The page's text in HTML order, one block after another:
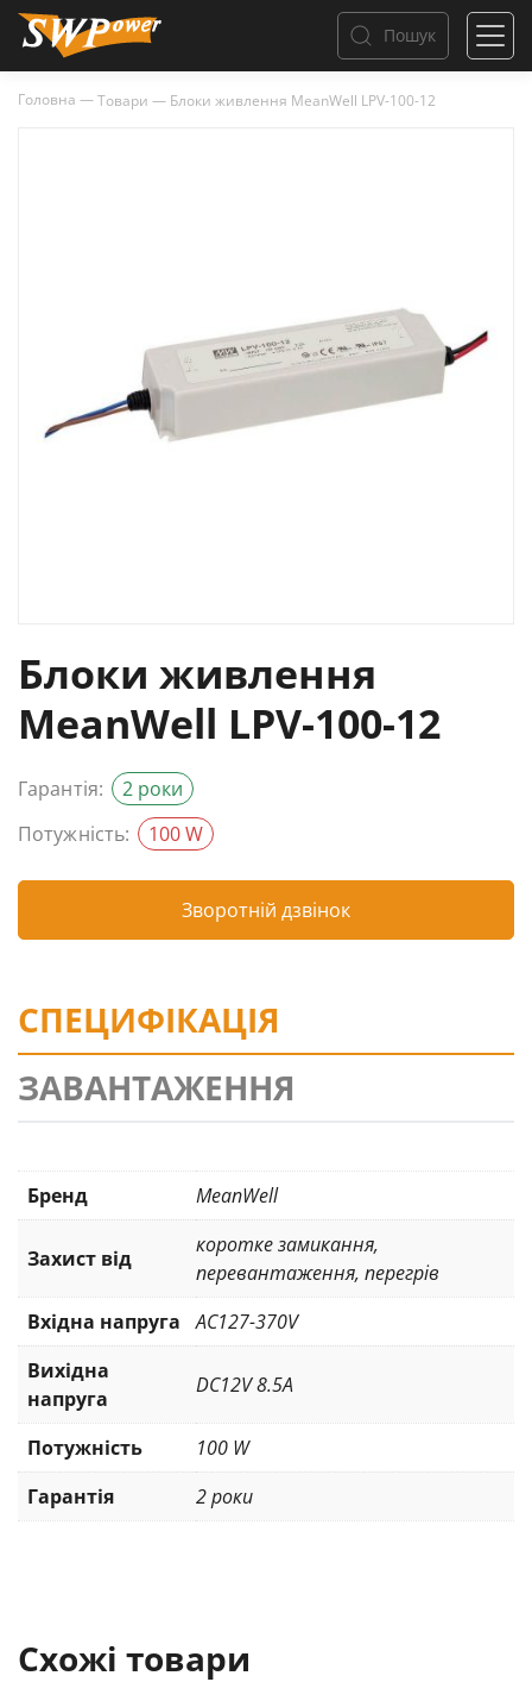
Пошук
Головна —Товари — Блоки живлення MeanWell LPV-100-12
Блоки живлення
MeanWell LPV-100-12
Гарантія:
2 роки
Потужність:
100 W
Зворотній дзвінок
СПЕЦИФІКАЦІЯ
ЗАВАНТАЖЕННЯ
Бренд MeanWell
Захист від
коротке замикання,
перевантаження, перегрів
Вхідна напруга
AC127-370V
Вихідна
напруга
DC12V 8.5A
Потужність
100 W
Гарантія
2 роки
Схожі товари